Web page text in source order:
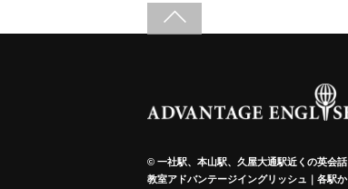
© 一社駅、本山駅、久屋大通駅近くの英会話
教室アドバンテージイングリッシュ｜各駅か